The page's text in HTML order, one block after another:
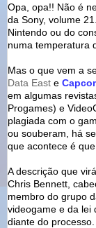
Opa, opa!! Não é
da Sony, volume
Nintendo ou do
numa temperatura
Mas o que vem a
Data East e
em algumas
Progames) e
plagiada com o
ou souberam, há
que acontece é
A descrição que
Chris Bennett,
membro do grupo
videogame e da lei
diante do processo.